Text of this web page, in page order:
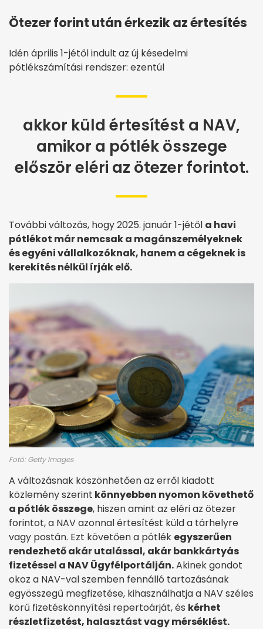
Ötezer forint után érkezik az értesítés
Idén április 1-jétől indult az új késedelmi
pótlékszámítási rendszer: ezentúl
akkor küld értesítést a NAV,
amikor a pótlék összege
először eléri az ötezer forintot.
További változás, hogy 2025. január 1-jétől a havi
pótlékot már nemcsak a magánszemélyeknek
és egyéni vállalkozóknak, hanem a cégeknek is
kerekítés nélkül írják elő.
Fotó: Getty Images
A változásnak köszönhetően az erről kiadott
közlemény szerint könnyebben nyomon követhető
a pótlék összege, hiszen amint az eléri az ötezer
forintot, a NAV azonnal értesítést küld a tárhelyre
vagy postán. Ezt követően a pótlék egyszerűen
rendezhető akár utalással, akár bankkártyás
fizetéssel a NAV Ügyfélportálján.Akinek gondot
okoz a NAV-val szemben fennálló tartozásának
egyösszegű megfizetése, kihasználhatja a NAV széles
körű fizetéskönnyítési repertoárját, és kérhet
részletfizetést, halasztást vagy mérséklést.